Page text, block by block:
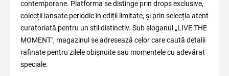
contemporane. Platforma se distinge prin drops exclusive,
colecții lansate periodic în ediții limitate, și prin selecția atent
curatoriată pentru un stil distinctiv. Sub sloganul „LIVE THE
MOMENT", magazinul se adresează celor care caută detalii
rafinate pentru zilele obișnuite sau momentele cu adevărat
speciale.